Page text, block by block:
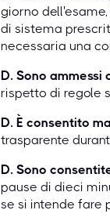
giorno
di sistema
necessaria una
D. Sono
rispetto di regole
D. È consentito
trasparente
D. Sono
pause di dieci
se si intende fare